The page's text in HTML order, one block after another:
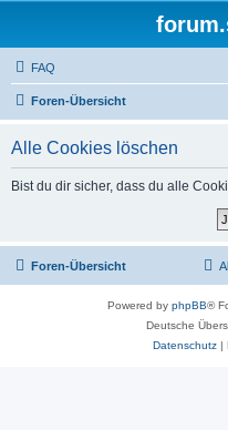
FAQ
Foren-Übersicht
Alle Cookies löschen
Bist du dir sicher, dass du alle
Foren-Übersicht
Powered by phpBB®
Deutsche
Datenschutz|